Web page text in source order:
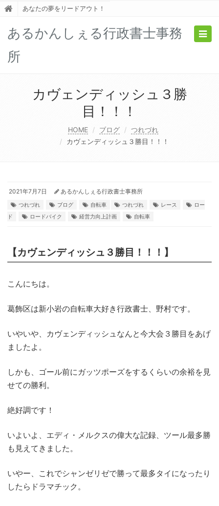
あなたの夢をリードアウト！
あるかんしぇる行政書士事務
所
カヴェンディッシュ３勝
目！！！
HOME ブログ
つれづれ
カヴェンディッシュ３勝目！！！
2021年7月7日 あるかんしぇる行政書士事務所
つれづれ ブログ 自転車 つれづれ レース
ロー
ド
ロードバイク 経営力向上計画 自転車
【カヴェンディッシュ３勝目！！！】
こんにちは。
葛飾区は新小岩の自転車大好き行政書士、野村です。
いやいや、カヴェンディッシュなんと今大会３勝目をあげ
ましたよ。
しかも、ゴール前にガッツポーズをするくらいの余裕を見
せての勝利。
絶好調です！
いよいよ、エディ・メルクスの偉大な記録、ツール最多勝
も見えてきました。
いやー、これでシャンゼリゼで勝って最多タイになったり
したらドラマチック。